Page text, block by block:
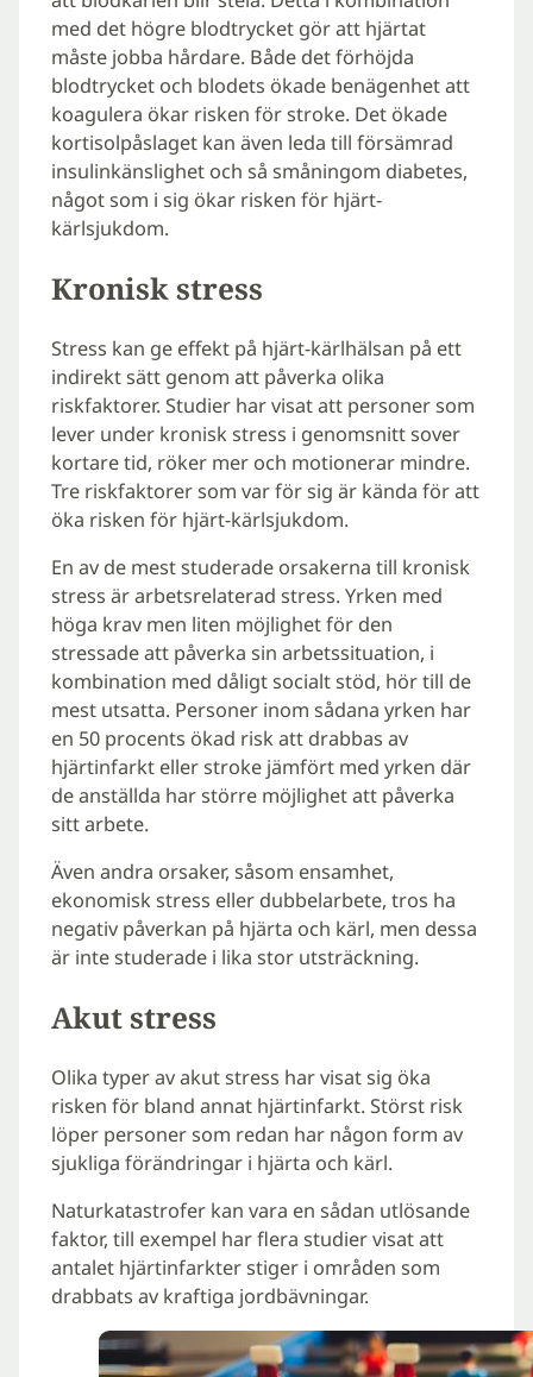
med det högre blodtrycket gör att hjärtat
måste jobba hårdare. Både det förhöjda
blodtrycket och blodets ökade benägenhet att
koagulera ökar risken för stroke. Det ökade
kortisolpåslaget kan även leda till försämrad
insulinkänslighet och så småningom diabetes,
något som i sig ökar risken för hjärt-
kärlsjukdom.
Kronisk stress
Stress kan ge effekt på hjärt-kärlhälsan på ett
indirekt sätt genom att påverka olika
riskfaktorer. Studier har visat att personer som
lever under kronisk stress i genomsnitt sover
kortare tid, röker mer och motionerar mindre.
Tre riskfaktorer som var för sig är kända för att
öka risken för hjärt-kärlsjukdom.
En av de mest studerade orsakerna till kronisk
stress är arbetsrelaterad stress. Yrken med
höga krav men liten möjlighet för den
stressade att påverka sin arbetssituation, i
kombination med dåligt socialt stöd, hör till de
mest utsatta. Personer inom sådana yrken har
en 50 procents ökad risk att drabbas av
hjärtinfarkt eller stroke jämfört med yrken där
de anställda har större möjlighet att påverka
sitt arbete.
Även andra orsaker, såsom ensamhet,
ekonomisk stress eller dubbelarbete, tros ha
negativ påverkan på hjärta och kärl, men dessa
är inte studerade i lika stor utsträckning.
Akut stress
Olika typer av akut stress har visat sig öka
risken för bland annat hjärtinfarkt. Störst risk
löper personer som redan har någon form av
sjukliga förändringar i hjärta och kärl.
Naturkatastrofer kan vara en sådan utlösande
faktor, till exempel har flera studier visat att
antalet hjärtinfarkter stiger i områden som
drabbats av kraftiga jordbävningar.